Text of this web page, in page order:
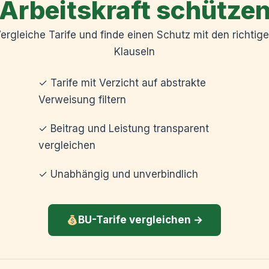
Tarife und finde einen Schutz mit den
Klauseln
✓ Tarife mit Verzicht auf abstrakte
Verweisung filtern
✓ Beitrag und Leistung transparent
vergleichen
✓ Unabhängig und unverbindlich
BU-Tarife vergleichen →